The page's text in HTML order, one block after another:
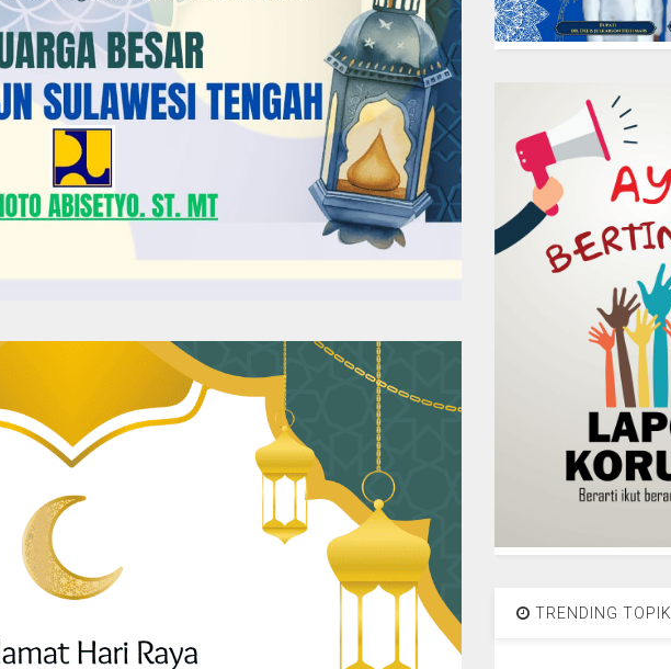
TRENDING TOPIK